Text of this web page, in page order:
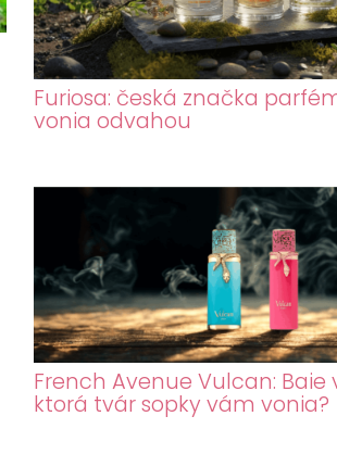
Furiosa: česká značka
vonia odvahou
French Avenue Vulcan: Baie
ktorá tvár sopky vám vonia?